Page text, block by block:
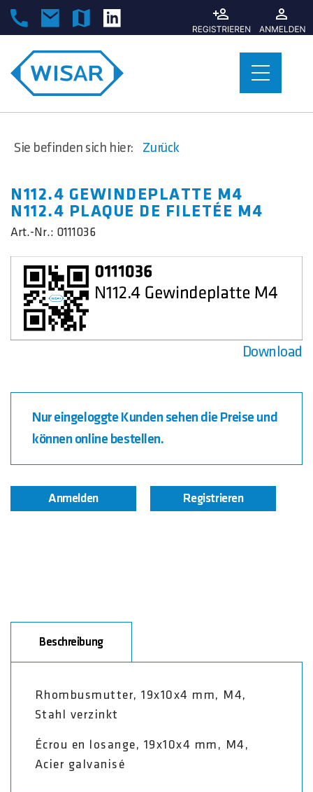
Sie befinden sich hier: Zurück
N112.4 GEWINDEPLATTE M4
N112.4 PLAQUE DE FILETÉE M4
Art.-Nr.: 0111036
Download
Nur eingeloggte Kunden sehen die Preise und
können online bestellen.
Anmelden Registrieren
Beschreibung
Rhombusmutter, 19x10x4 mm, M4,
Stahl verzinkt
Écrou en losange, 19x10x4 mm, M4,
Acier galvanisé